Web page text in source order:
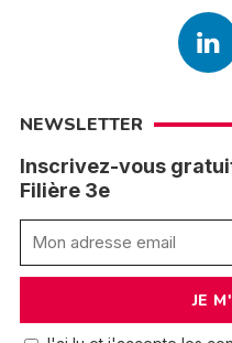
NEWSLETTER
Inscrivez-vous
Filière 3e